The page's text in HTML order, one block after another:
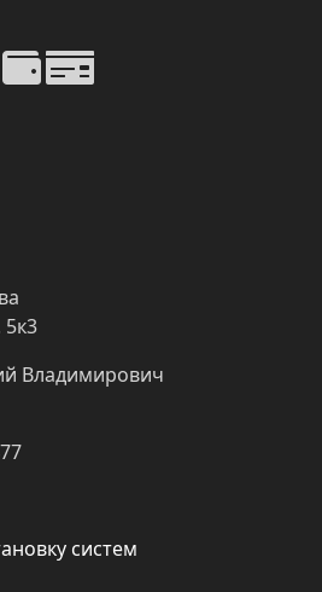
Владимирович
систем